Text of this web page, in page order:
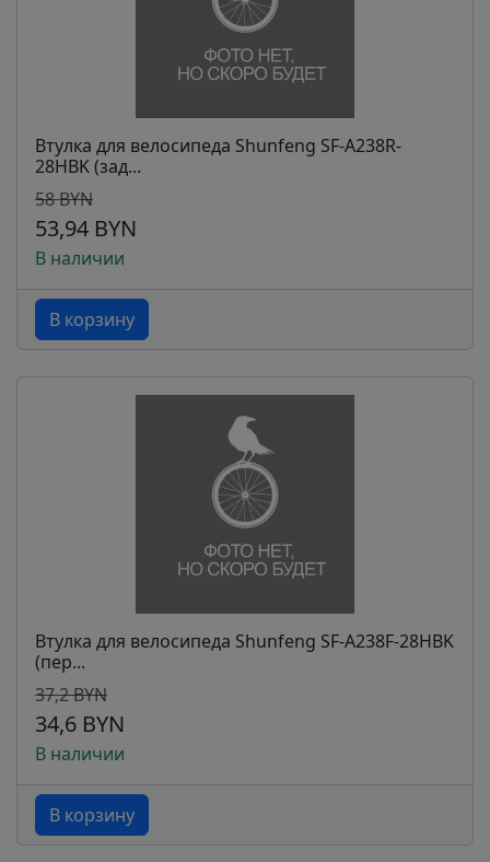
Втулка для велосипеда Shunfeng SF-A238R-
28HBK (зад...
58 BYN
53,94 BYN
В наличии
В корзину
Втулка для велосипеда Shunfeng SF-A238F-28HBK
(пер...
37,2 BYN
34,6 BYN
В наличии
В корзину